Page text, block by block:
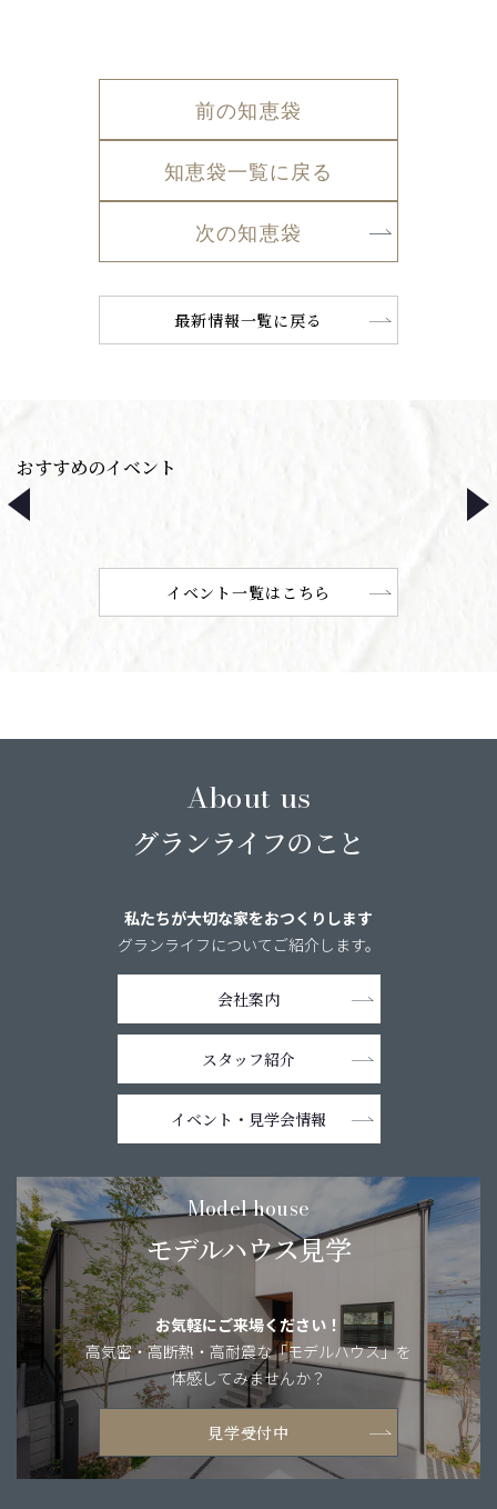
前の知恵袋
知恵袋一覧に戻る
次の知恵袋
最新情報一覧に戻る
おすすめのイベント
イベント一覧はこちら
About us
グランライフのこと
私たちが大切な家をおつくりします
グランライフについてご紹介します。
会社案内
スタッフ紹介
イベント・ 見学会情報
Model house
モデルハウス見学
お気軽にご来場ください！
高気密・高断熱・ 高耐震な「モデルハウス」を
体感してみませんか？
見学受付中